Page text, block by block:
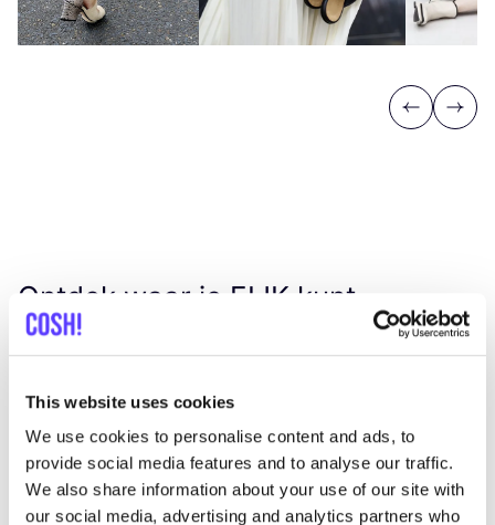
This website uses cookies
We use cookies to personalise content and ads, to
provide social media features and to analyse our traffic.
We also share information about your use of our site with
our social media, advertising and analytics partners who
Previous
Next
Ontdek waar je EIJK kunt
shoppen
Toon alle 1 winkels in de buurt